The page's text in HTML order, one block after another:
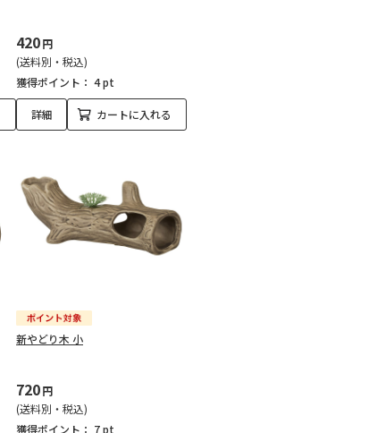
420円
(送料別・税込)
獲得ポイント： 4 pt
詳細 カートに入れる
新やどり木 小
720円
(送料別・税込)
獲得ポイント： 7 pt